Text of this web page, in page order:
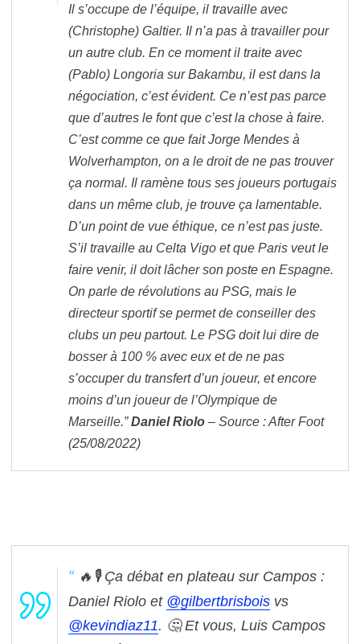
Il s’occupe de l’équipe, il travaille avec
(Christophe) Galtier. Il n’a pas à travailler pour
un autre club. En ce moment il traite avec
(Pablo) Longoria sur Bakambu, il est dans la
négociation, c’est évident. Ce n’est pas parce
que d’autres le font que c’est la chose à faire.
C’est comme ce que fait Jorge Mendes à
Wolverhampton, on a le droit de ne pas trouver
ça normal. Il ramène tous ses joueurs portugais
dans un même club, je trouve ça lamentable.
D’un point de vue éthique, ce n’est pas juste.
S’il travaille au Celta Vigo et que Paris veut le
faire venir, il doit lâcher son poste en Espagne.
On parle de révolutions au PSG, mais le
directeur sportif se permet de conseiller des
clubs un peu partout. Le PSG doit lui dire de
bosser à 100 % avec eux et de ne pas
s’occuper du transfert d’un joueur, et encore
moins d’un joueur de l’Olympique de
Marseille.”Daniel Riolo – Source : After Foot
(25/08/2022)
🔥🎙 Ça débat en plateau sur Campos :
Daniel Riolo et @gilbertbrisbois vs
@kevindiaz11. 🤔 Et vous, Luis Campos